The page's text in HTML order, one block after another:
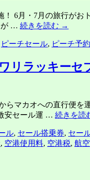
6月・7月の旅行が
が … 続きを読む →
ピーチセール, ピーチ予約
リラッキー
マカオへの直行便を
安セール運 … 続きを読
ル, セール搭乗券, セー
, 空港使用料, 空港税, 航